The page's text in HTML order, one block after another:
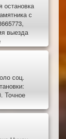
остановка
с
выезда
соц.
Точное